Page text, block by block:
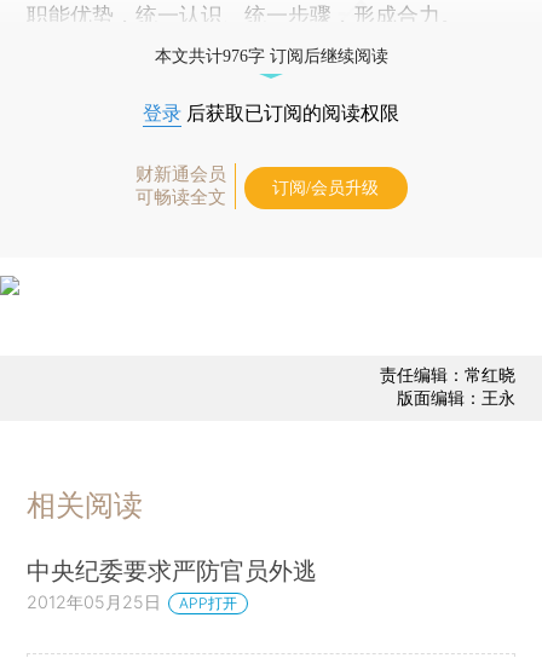
职能优势，统一认识、统一步骤，形成合力。
本文共计976字 订阅后继续阅读
登录 后获取已订阅的阅读权限
财新通会员
可畅读全文
订阅/会员升级
责任编辑：常红晓
版面编辑：王永
相关阅读
中央纪委要求严防官员外逃
2012年05月25日 APP打开